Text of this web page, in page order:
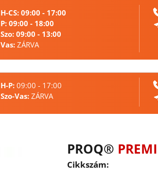
H-CS: 09:00 - 17:00
P: 09:00 - 18:00
Szo: 09:00 - 13:00
Vas: ZÁRVA
H-P: 09:00 - 17:00
Szo-Vas: ZÁRVA
PROQ®
Cikkszám: